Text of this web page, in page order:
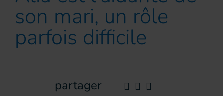
son mari, un rôle
parfois difficile
partager